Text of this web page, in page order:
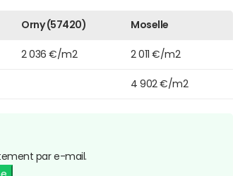
Orny (57420) Moselle
2 036 €/m2 2 011 €/m2
4 902 €/m2
par e-mail.